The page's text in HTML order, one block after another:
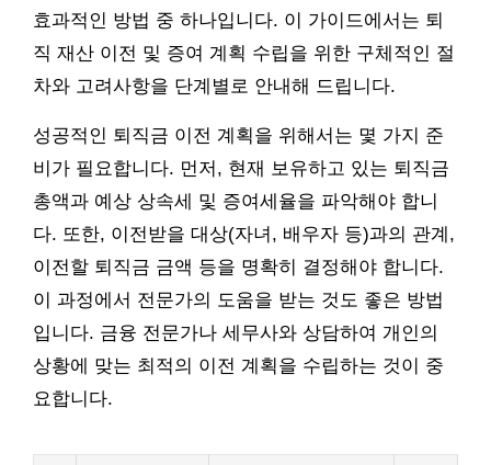
효과적인 방법 중 하나입니다. 이 가이드에서는 퇴
직 재산 이전 및 증여 계획 수립을 위한 구체적인 절
차와 고려사항을 단계별로 안내해 드립니다.
성공적인 퇴직금 이전 계획을 위해서는 몇 가지 준
비가 필요합니다. 먼저, 현재 보유하고 있는 퇴직금
총액과 예상 상속세 및 증여세율을 파악해야 합니
다. 또한, 이전받을 대상(자녀, 배우자 등)과의 관계,
이전할 퇴직금 금액 등을 명확히 결정해야 합니다.
이 과정에서 전문가의 도움을 받는 것도 좋은 방법
입니다. 금융 전문가나 세무사와 상담하여 개인의
상황에 맞는 최적의 이전 계획을 수립하는 것이 중
요합니다.